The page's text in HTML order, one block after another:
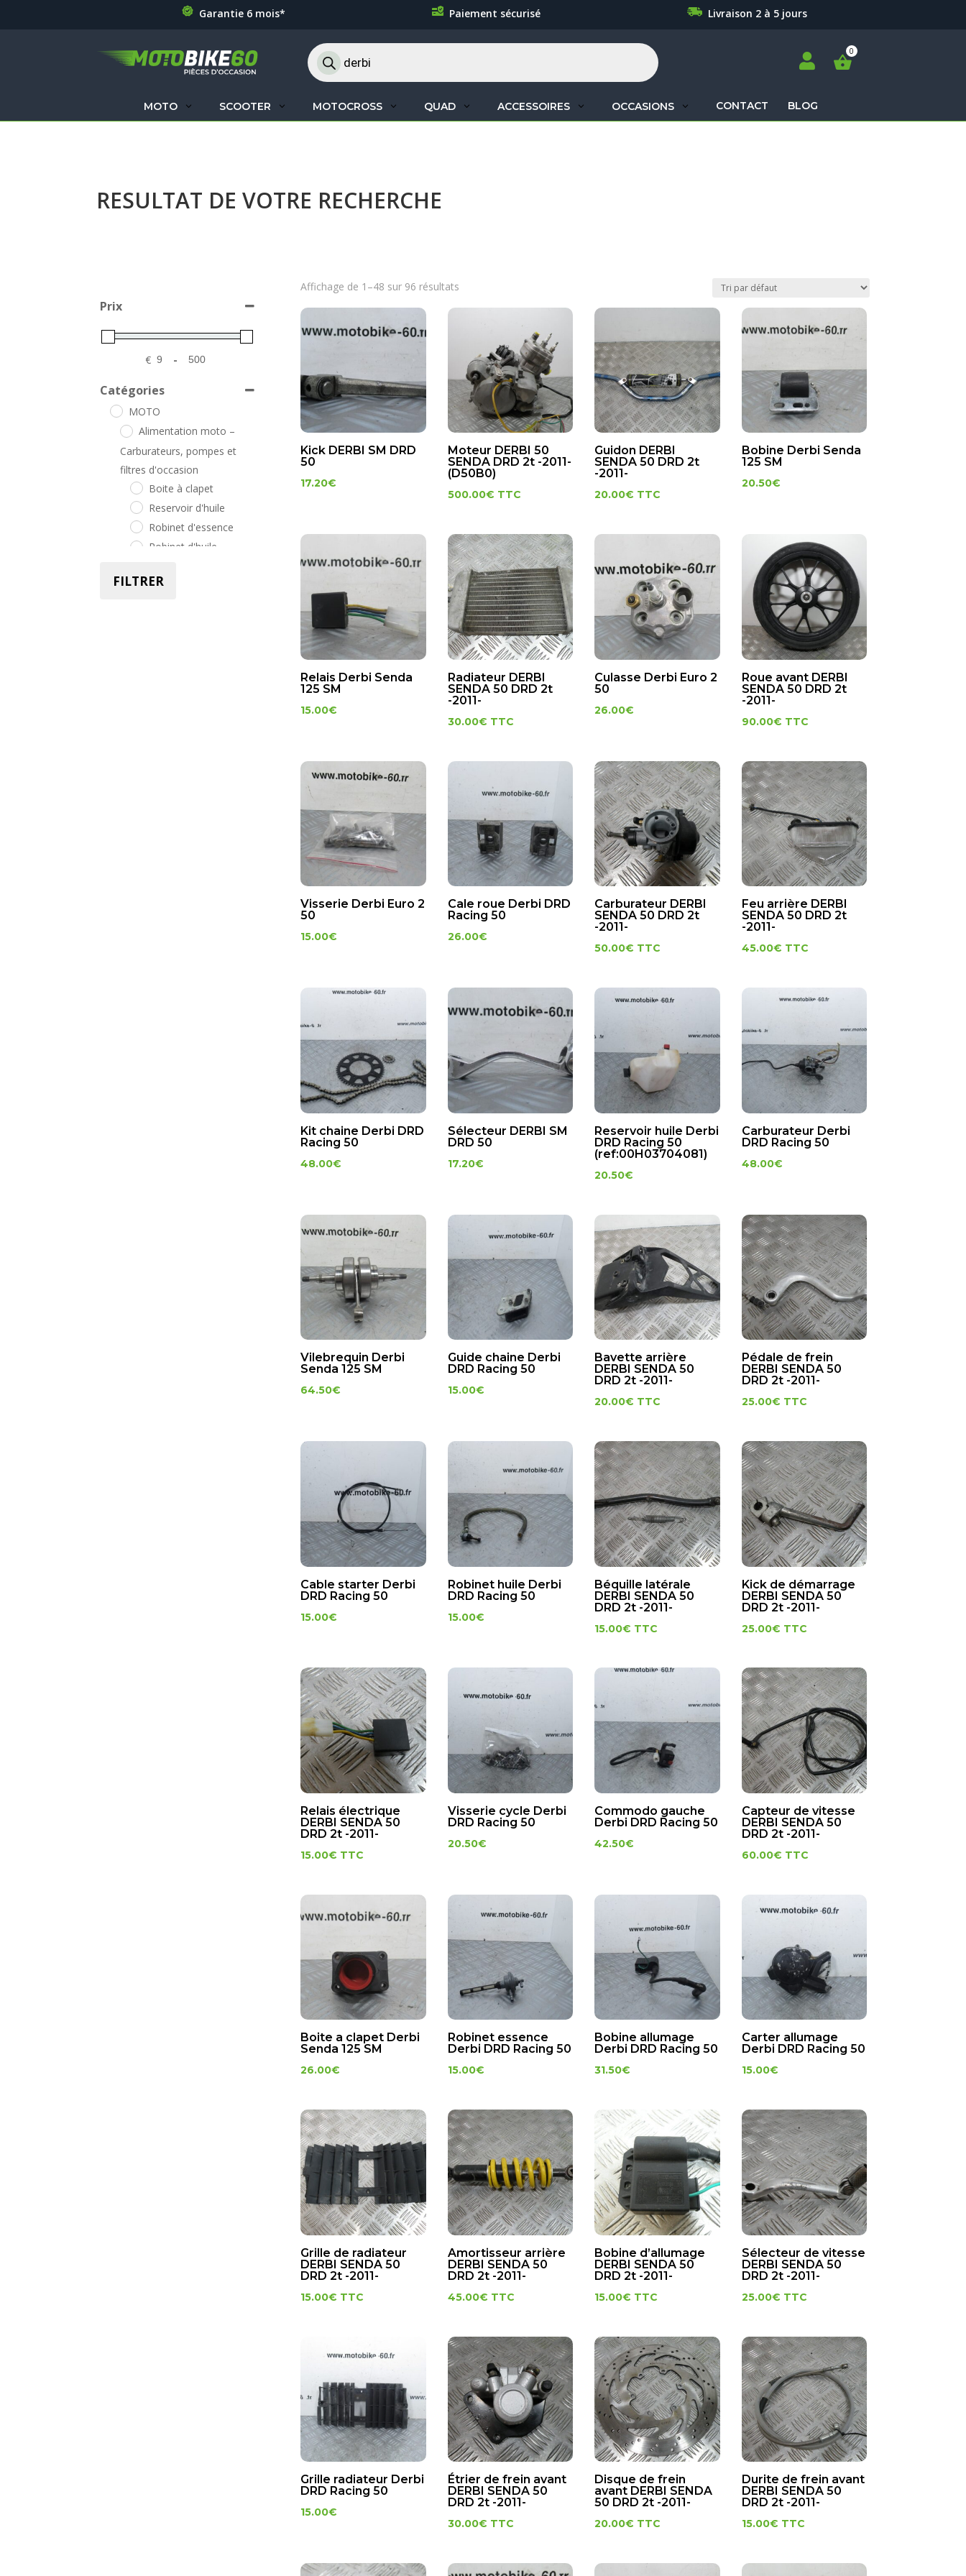
Garantie 6 mois* Paiement sécurisé Livraison 2 à 5 jours
Recherche
de
produits

MOTO SCOOTER MOTOCROSS QUAD ACCESSOIRES OCCASIONS CONTACT BLOG
RESULTAT DE VOTRE RECHERCHE
Prix
€
Minimum Price
-
Maximum Price
Catégories
MOTO
Alimentation moto –
Carburateurs, pompes et
filtres d'occasion
Boite à clapet
Reservoir d'huile
Robinet d'essence
Robinet d'huile
Carrosserie moto
FILTRER
Affichage de 1–48 sur 96 résultats
Kick DERBI SM DRD
50
17.20€
Moteur DERBI 50
SENDA DRD 2t -2011-
(D50B0)
500.00€ TTC
Guidon DERBI
SENDA 50 DRD 2t
-2011-
20.00€ TTC
Bobine Derbi Senda
125 SM
20.50€
Relais Derbi Senda
125 SM
15.00€
Radiateur DERBI
SENDA 50 DRD 2t
-2011-
30.00€ TTC
Culasse Derbi Euro 2
50
26.00€
Roue avant DERBI
SENDA 50 DRD 2t
-2011-
90.00€ TTC
Visserie Derbi Euro 2
50
15.00€
Cale roue Derbi DRD
Racing 50
26.00€
Carburateur DERBI
SENDA 50 DRD 2t
-2011-
50.00€ TTC
Feu arrière DERBI
SENDA 50 DRD 2t
-2011-
45.00€ TTC
Kit chaine Derbi DRD
Racing 50
48.00€
Sélecteur DERBI SM
DRD 50
17.20€
Reservoir huile Derbi
DRD Racing 50
(ref:00H03704081)
20.50€
Carburateur Derbi
DRD Racing 50
48.00€
Vilebrequin Derbi
Senda 125 SM
64.50€
Guide chaine Derbi
DRD Racing 50
15.00€
Bavette arrière
DERBI SENDA 50
DRD 2t -2011-
20.00€ TTC
Pédale de frein
DERBI SENDA 50
DRD 2t -2011-
25.00€ TTC
Cable starter Derbi
DRD Racing 50
15.00€
Robinet huile Derbi
DRD Racing 50
15.00€
Béquille latérale
DERBI SENDA 50
DRD 2t -2011-
15.00€ TTC
Kick de démarrage
DERBI SENDA 50
DRD 2t -2011-
25.00€ TTC
Relais électrique
DERBI SENDA 50
DRD 2t -2011-
15.00€ TTC
Visserie cycle Derbi
DRD Racing 50
20.50€
Commodo gauche
Derbi DRD Racing 50
42.50€
Capteur de vitesse
DERBI SENDA 50
DRD 2t -2011-
60.00€ TTC
Boite a clapet Derbi
Senda 125 SM
26.00€
Robinet essence
Derbi DRD Racing 50
15.00€
Bobine allumage
Derbi DRD Racing 50
31.50€
Carter allumage
Derbi DRD Racing 50
15.00€
Grille de radiateur
DERBI SENDA 50
DRD 2t -2011-
15.00€ TTC
Amortisseur arrière
DERBI SENDA 50
DRD 2t -2011-
45.00€ TTC
Bobine d’allumage
DERBI SENDA 50
DRD 2t -2011-
15.00€ TTC
Sélecteur de vitesse
DERBI SENDA 50
DRD 2t -2011-
25.00€ TTC
Grille radiateur Derbi
DRD Racing 50
15.00€
Étrier de frein avant
DERBI SENDA 50
DRD 2t -2011-
30.00€ TTC
Disque de frein
avant DERBI SENDA
50 DRD 2t -2011-
20.00€ TTC
Durite de frein avant
DERBI SENDA 50
DRD 2t -2011-
15.00€ TTC